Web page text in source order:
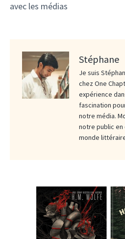
avec les médias
Stéphane
Je suis
chez One
expérience
fascination
notre média.
notre public
monde